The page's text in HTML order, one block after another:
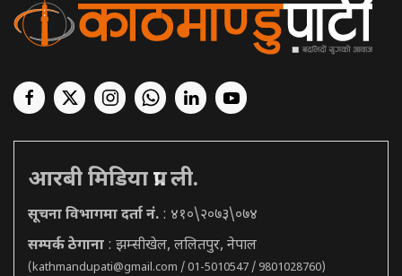
आरबी मिडिया प्रा. ली.
सूचना विभागमा दर्ता नं. : ४१०\२०७३\०७४
सम्पर्क ठेगाना : झम्सीखेल, ललितपुर, नेपाल
(kathmandupati@gmail.com / 01-5010547 / 9801028760)